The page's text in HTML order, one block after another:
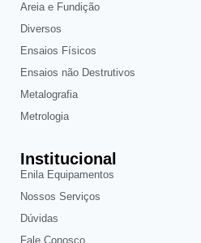
Areia e Fundição
Diversos
Ensaios Físicos
Ensaios não Destrutivos
Metalografia
Metrologia
Institucional
Enila Equipamentos
Nossos Serviços
Dúvidas
Fale Conosco